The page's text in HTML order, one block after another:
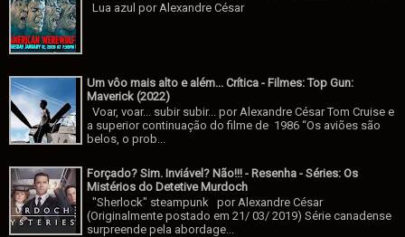
Lua azul por Alexandre César
Um vôo mais alto e além... Crítica - Filmes: Top Gun:
Maverick (2022)
Voar, voar... subir subir... por Alexandre César Tom Cruise e
a superior continuação do filme de 1986 “Os aviões são
belos, o prob...
Forçado? Sim. Inviável? Não!!! - Resenha - Séries: Os
Mistérios do Detetive Murdoch
"Sherlock" steampunk por Alexandre César
(Originalmente postado em 21/ 03/ 2019) Série canadense
surpreende pela abordage...